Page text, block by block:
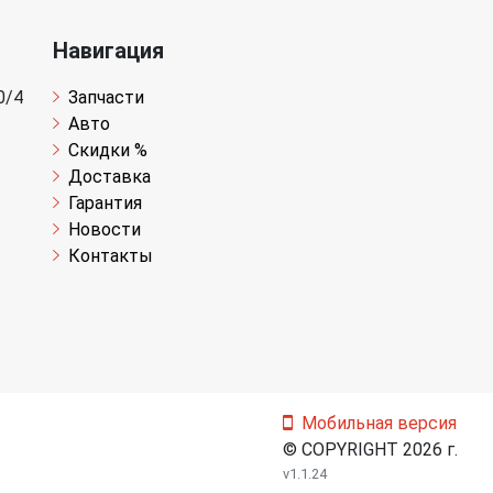
4
Навигация
Запчасти
Авто
Скидки %
Доставка
Гарантия
Новости
Контакты
Мобильная версия
© COPYRIGHT 2026 г.
v1.1.24